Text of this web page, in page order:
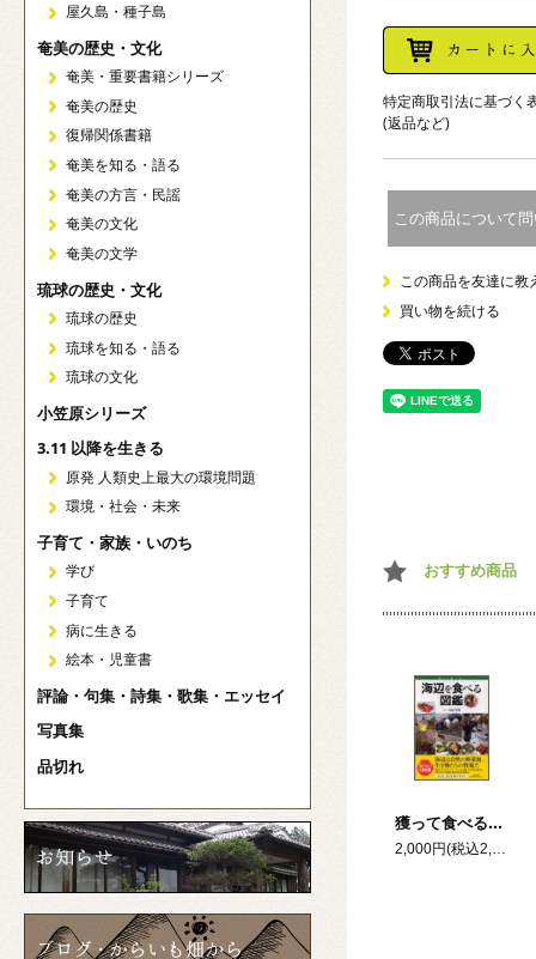
特定商取引法に基づく
(返品など)
この商品について
この商品を友達に教
買い物を続ける
おすすめ商品
獲って食べる！海辺を食べる図鑑
2,000円(税込2,200円)
屋久島・種子島
奄美の歴史・文化
奄美・重要書籍シリーズ
奄美の歴史
復帰関係書籍
奄美を知る・語る
奄美の方言・民謡
奄美の文化
奄美の文学
琉球の歴史・文化
琉球の歴史
琉球を知る・語る
琉球の文化
小笠原シリーズ
3.11 以降を生きる
原発 人類史上最大の環境問題
環境・社会・未来
子育て・家族・いのち
学び
子育て
病に生きる
絵本・児童書
評論・句集・詩集・歌集・エッセイ
写真集
品切れ